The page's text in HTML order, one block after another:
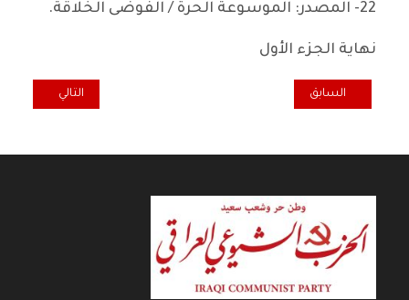
22- المصدر: الموسوعة الحرة / الفوضى الخلاقة.
نهاية الجزء الأول
المقال السابق: عن الاجتماع العام الثامن لتيار الديمقراطيين العراقيين
السابق المقال التالي:
التالي